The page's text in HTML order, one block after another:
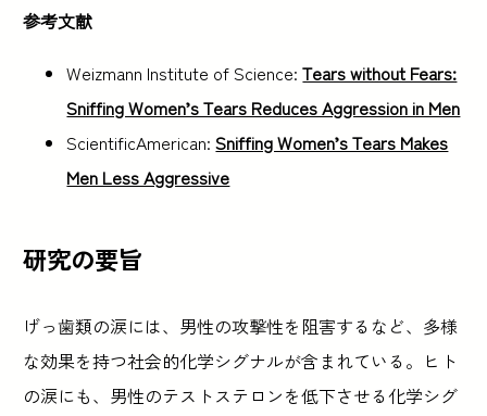
参考文献
Weizmann Institute of Science:Tears without Fears:
Sniffing Women’s Tears Reduces Aggression in Men
ScientificAmerican:Sniffing Women’s Tears Makes
Men Less Aggressive
研究の要旨
げっ歯類の涙には、男性の攻撃性を阻害するなど、多様
な効果を持つ社会的化学シグナルが含まれている。ヒト
の涙にも、男性のテストステロンを低下させる化学シグ